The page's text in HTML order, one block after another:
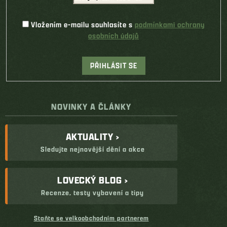
Vložením e-mailu souhlasíte s podmínkami ochrany
osobních údajů
PŘIHLÁSIT SE
NOVINKY A ČLÁNKY
AKTUALITY ›
Sledujte nejnovější dění a akce
LOVECKÝ BLOG ›
Recenze, testy vybavení a tipy
Staňte se velkoobchodním partnerem